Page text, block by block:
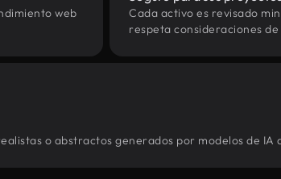
web
Cada activo es revisado
respeta consideraciones
o abstractos generados por modelos de IA